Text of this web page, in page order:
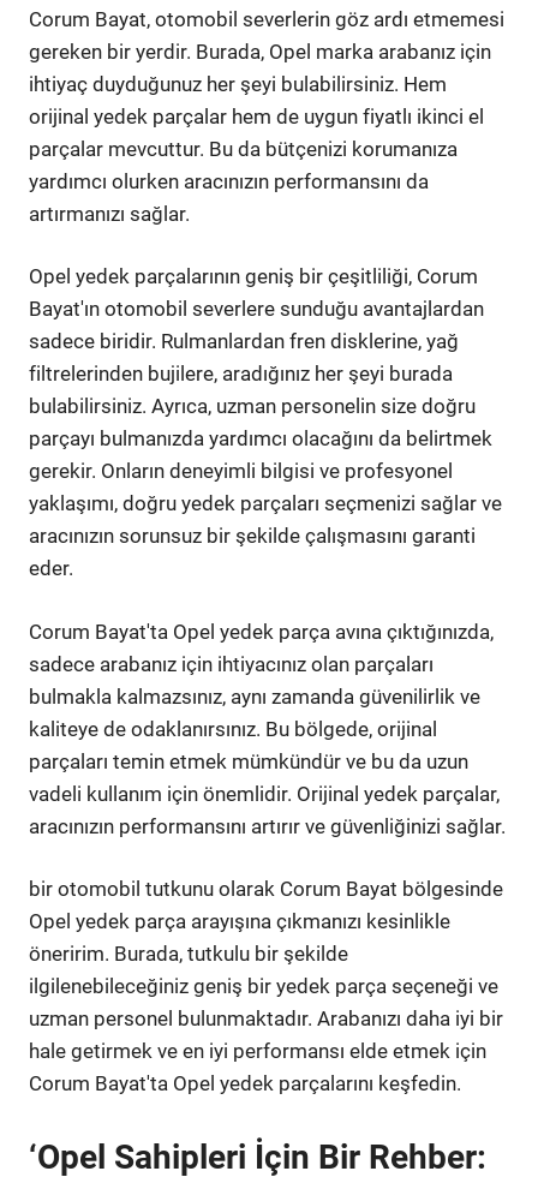
Corum Bayat, otomobil severlerin göz ardı etmemesi
gereken bir yerdir. Burada, Opel marka arabanız için
ihtiyaç duyduğunuz her şeyi bulabilirsiniz. Hem
orijinal yedek parçalar hem de uygun fiyatlı ikinci el
parçalar mevcuttur. Bu da bütçenizi korumanıza
yardımcı olurken aracınızın performansını da
artırmanızı sağlar.
Opel yedek parçalarının geniş bir çeşitliliği, Corum
Bayat'ın otomobil severlere sunduğu avantajlardan
sadece biridir. Rulmanlardan fren disklerine, yağ
filtrelerinden bujilere, aradığınız her şeyi burada
bulabilirsiniz. Ayrıca, uzman personelin size doğru
parçayı bulmanızda yardımcı olacağını da belirtmek
gerekir. Onların deneyimli bilgisi ve profesyonel
yaklaşımı, doğru yedek parçaları seçmenizi sağlar ve
aracınızın sorunsuz bir şekilde çalışmasını garanti
eder.
Corum Bayat'ta Opel yedek parça avına çıktığınızda,
sadece arabanız için ihtiyacınız olan parçaları
bulmakla kalmazsınız, aynı zamanda güvenilirlik ve
kaliteye de odaklanırsınız. Bu bölgede, orijinal
parçaları temin etmek mümkündür ve bu da uzun
vadeli kullanım için önemlidir. Orijinal yedek parçalar,
aracınızın performansını artırır ve güvenliğinizi sağlar.
bir otomobil tutkunu olarak Corum Bayat bölgesinde
Opel yedek parça arayışına çıkmanızı kesinlikle
öneririm. Burada, tutkulu bir şekilde
ilgilenebileceğiniz geniş bir yedek parça seçeneği ve
uzman personel bulunmaktadır. Arabanızı daha iyi bir
hale getirmek ve en iyi performansı elde etmek için
Corum Bayat'ta Opel yedek parçalarını keşfedin.
‘Opel Sahipleri İçin Bir Rehber: